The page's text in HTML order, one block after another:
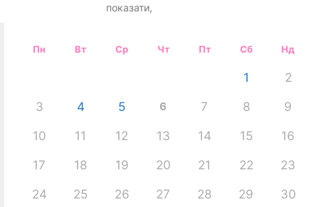
показати,
Пн Вт Ср Чт Пт Сб Нд
1 2
3 4 5 6 7 8 9
10 11 12 13 14 15 16
17 18 19 20 21 22 23
24 25 26 27 28 29 30